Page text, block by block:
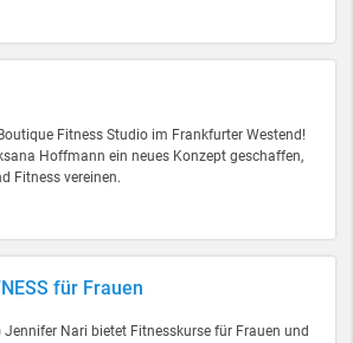
Fitness Studio im Frankfurter Westend!
Hoffmann ein neues Konzept geschaffen,
Fitness vereinen.
für Frauen
Nari bietet Fitnesskurse für Frauen und